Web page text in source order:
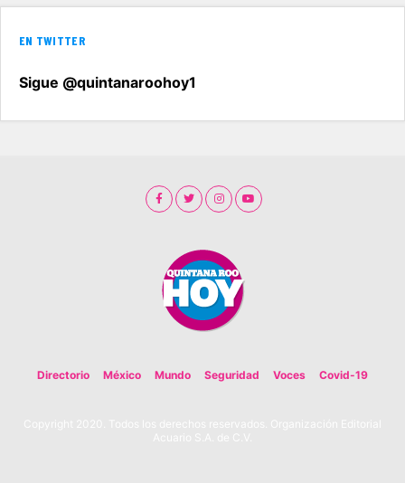
EN TWITTER
Sigue @quintanaroohoy1
Directorio México Mundo Seguridad Voces Covid-19